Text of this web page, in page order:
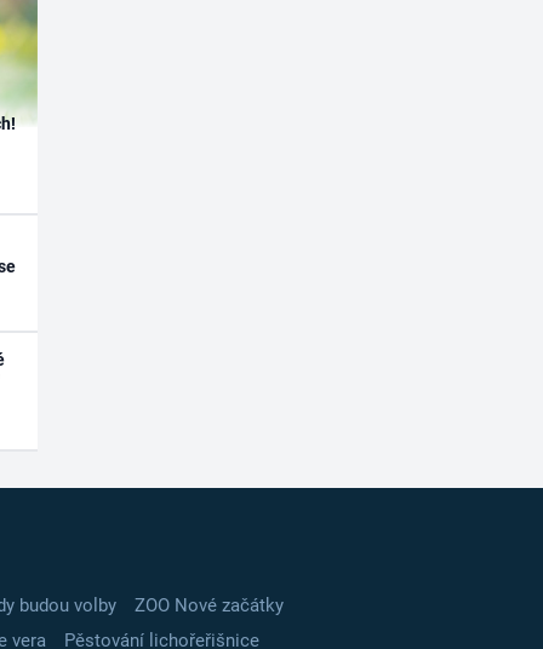
budou volby
ZOO Nové začátky
vera
Pěstování lichořeřišnice